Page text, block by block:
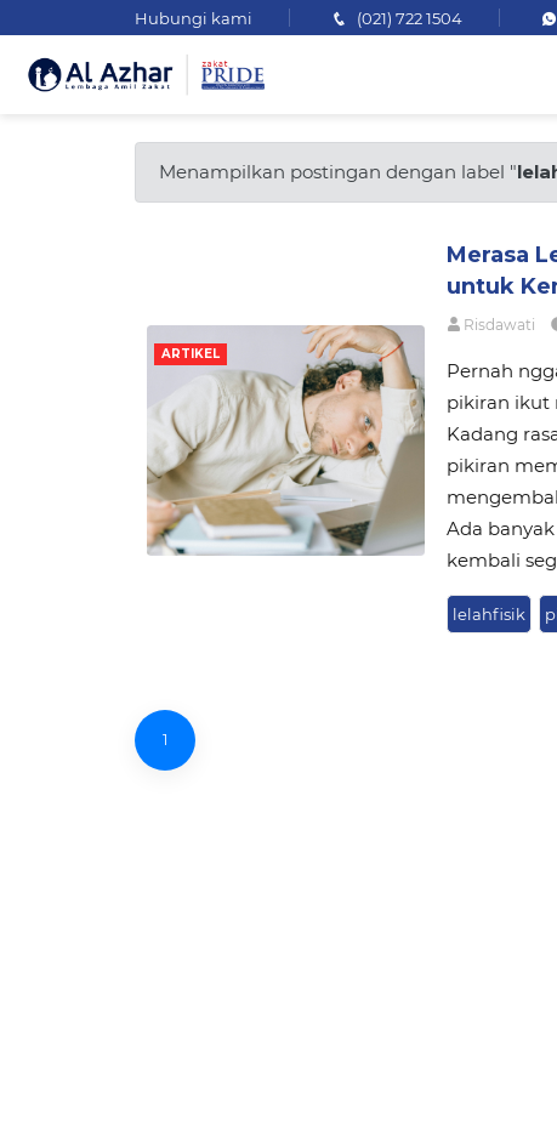
Hubungi kami (021) 722 1504
Menampilkan postingan dengan label "
ARTIKEL
Merasa
untuk
Risdawati
Pernah
pikiran ikut
Kadang
pikiran
Ada
kembali
lelahfisik
1